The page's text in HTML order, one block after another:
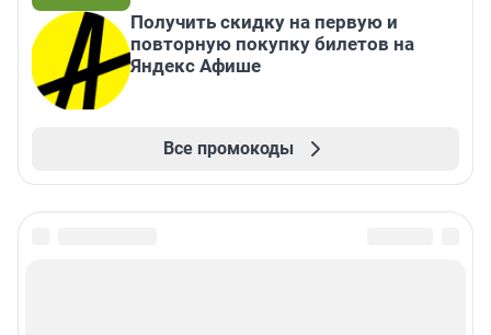
Получить скидку на первую и
повторную покупку билетов на
Яндекс Афише
Все промокоды